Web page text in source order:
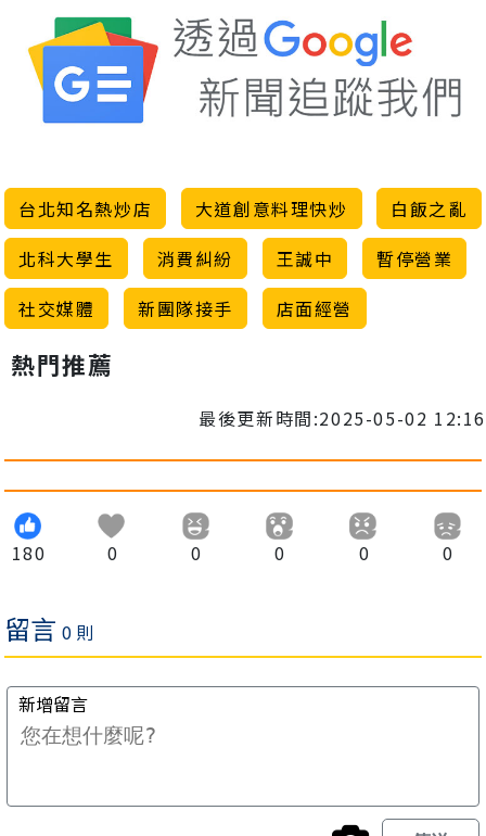
台北知名熱炒店 大道創意料理快炒
白飯之亂
北科大學生
消費糾紛 王誠中
暫停營業
社交媒體
新團隊接手 店面經營
熱門推薦
最後更新時間:2025-05-02 12:16
180 0 0 0 0 0